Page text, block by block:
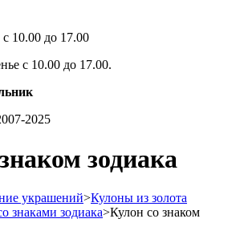
10.00 до 17.00
с 10.00 до 17.00.
2025
зодиака
украшений>Кулоны из золота
знаками зодиака>Кулон со знаком